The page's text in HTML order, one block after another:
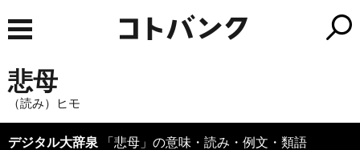
悲母
（読み）ヒモ
デジタル大辞泉 「悲母」の意味・読み・例文・類語